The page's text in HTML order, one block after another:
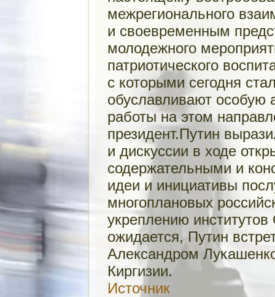
межрегионального
и своевременным
молодежного
патриотического
с которыми сегодня
обуславливают особую
работы на этом
президент.Путин
и дискуссии в ходе
содержательными и
идеи и инициативы
многоплановых
укреплению институтов
ожидается, Путин
Александром
Киргизии.
Источник